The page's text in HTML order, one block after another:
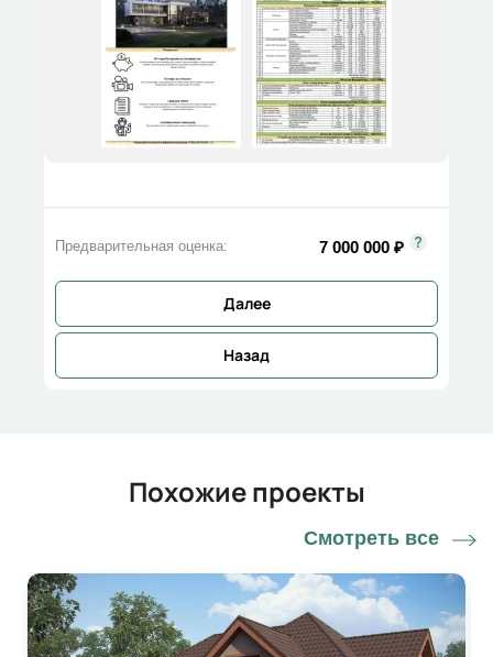
Предварительная оценка: 7 000 000 ₽
Назад
Далее
Похожие проекты
Смотреть все